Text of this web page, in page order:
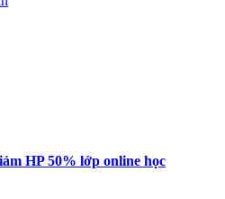
HP 50% lớp online học